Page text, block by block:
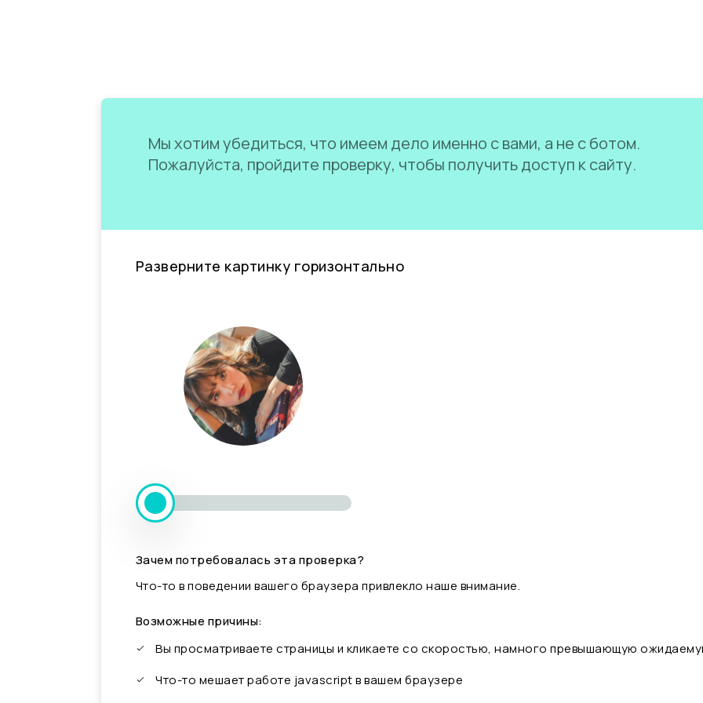
Мы хотим убедиться, что имеем дело именно с вами, а не с ботом.
Пожалуйста, пройдите проверку, чтобы получить доступ к сайту.
Разверните картинку горизонтально
Зачем потребовалась эта проверка?
Что-то в поведении вашего браузера привлекло наше внимание.
Возможные причины:
Вы просматриваете страницы и кликаете со скоростью, намного превышающую
Что-то мешает работе javascript в вашем браузере